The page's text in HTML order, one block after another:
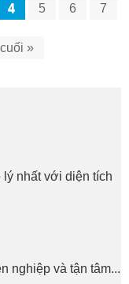
4 5 6 7
cuối »
nhất với diện tích
nghiệp và tận tâm...